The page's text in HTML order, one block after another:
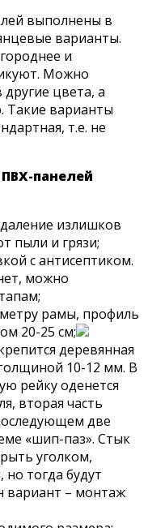
выполнены в
варианты.
и
Можно
цвета, а
Такие варианты
т.е. не
панелей
излишков
пыли и грязи;
с антисептиком.
можно
рамы, профиль
20-25 см;
деревянная
10-12 мм. В
рейку оденется
вторая часть
две
«шип-паз». Стык
уголком,
тогда будут
вариант – монтаж